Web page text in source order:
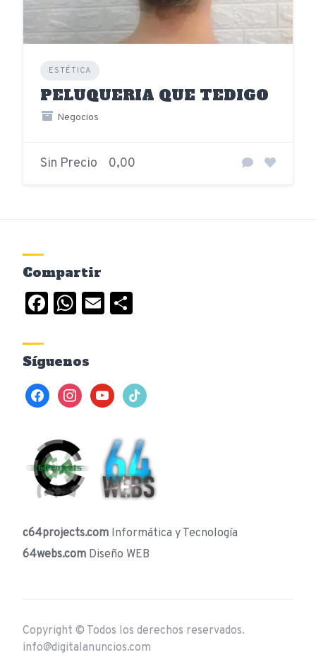
ESTÉTICA
PELUQUERIA QUE TEDIGO
Negocios
Sin Precio 0,00
Compartir
Facebook
WhatsApp
Email
Síguenos
facebookinstagramyoutubetiktok
c64projects.com Informática y Tecnología
64webs.com Diseño WEB
Copyright © Todos los derechos reservados.
info@digitalanuncios.com